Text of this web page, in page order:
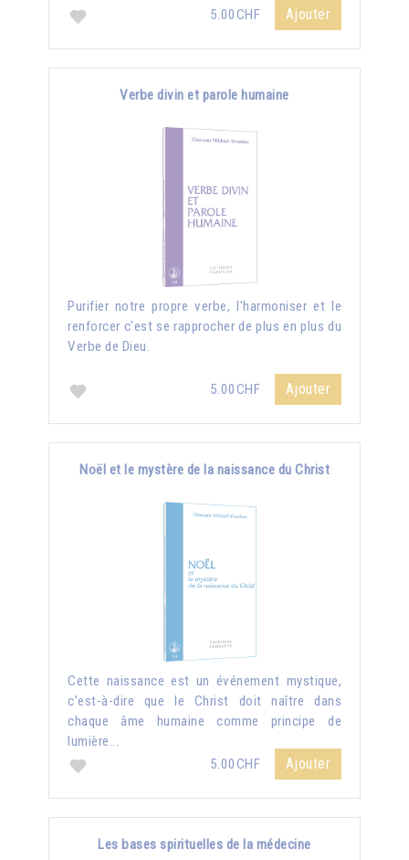
5.00CHF Ajouter
Verbe divin et parole humaine
Purifier notre propre verbe, l'harmoniser et le
renforcer c'est se rapprocher de plus en plus du
Verbe de Dieu.
5.00CHF Ajouter
Noël et le mystère de la naissance du Christ
Cette naissance est un événement mystique,
c'est-à-dire que le Christ doit naître dans
chaque âme humaine comme principe de
lumière...
5.00CHF
Ajouter
Les bases spirituelles de la médecine